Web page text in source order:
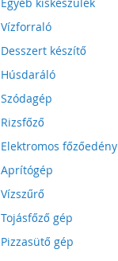
Vízforraló
Desszert készítő
Húsdaráló
Szódagép
Rizsfőző
Elektromos főzőedény
Aprítógép
Vízszűrő
Tojásfőző gép
Pizzasütő gép